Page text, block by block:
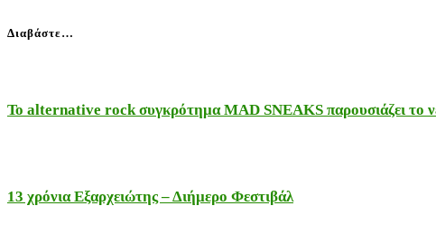
Διαβάστε…
Το alternative rock συγκρότημα MAD SNEAKS παρουσιάζει το
13 χρόνια Εξαρχειώτης – Διήμερο Φεστιβάλ